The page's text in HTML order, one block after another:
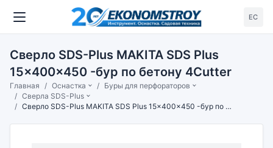
ЕС
Сверло SDS-Plus MAKITA SDS Plus
15x400x450 -бур по бетону 4Cutter
Главная Оснастка
Буры для перфораторов
Сверла SDS-Plus
Сверло SDS-Plus MAKITA SDS Plus 15x400x450 -бур по бетону 4Cutter